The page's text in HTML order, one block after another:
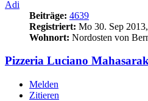
Adi
Beiträge: 4639
Registriert: Mo 30. Sep
Wohnort: Nordosten von
Pizzeria Luciano
Melden
Zitieren